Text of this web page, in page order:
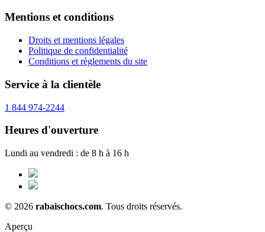
Mentions et conditions
Droits et mentions légales
Politique de confidentialité
Conditions et règlements du site
Service à la clientèle
1 844 974-2244
Heures d'ouverture
Lundi au vendredi : de 8 h à 16 h
© 2026 rabaischocs.com. Tous droits réservés.
Aperçu